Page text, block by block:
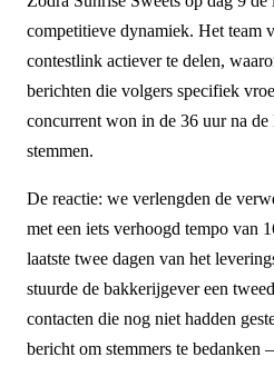
competitieve dynamiek. Het team
contestlink actiever te delen,
berichten die volgers specifiek
concurrent won in de 36 uur na
stemmen.
De reactie: we verlengden de
met een iets verhoogd tempo van
laatste twee dagen van het
stuurde de bakkerijgever een
contacten die nog niet hadden
bericht om stemmers te